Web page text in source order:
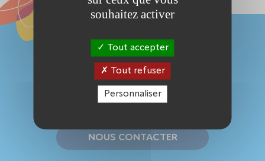
04 50 10 04 04
NOUS CONTACTER
souhaitez activer
Tout accepter
Tout refuser
Personnaliser